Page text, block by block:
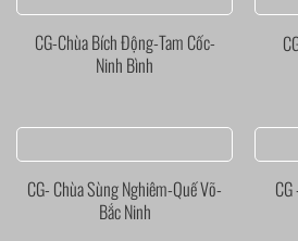
CG-Chùa Bích Động-Tam Cốc-
Ninh Bình
CG- Chùa Sùng Nghiêm-Quế Võ-
Bắc Ninh